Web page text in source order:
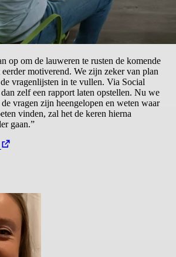
op om de lauweren te rusten de komende
motiverend. We zijn zeker van plan
vragenlijsten in te vullen. Via Social
zelf een rapport laten opstellen. Nu we
vragen zijn heengelopen en weten waar
vinden, zal het de keren hierna
gaan.”